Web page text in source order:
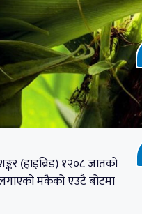
(हाइब्रिड) १२०८ जातको
मकैको एउटै बोटमा